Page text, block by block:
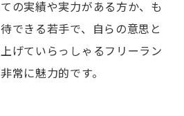
の実績や実力がある方か、も
できる若手で、自らの意思と
げていらっしゃるフリーラン
常に魅力的です。